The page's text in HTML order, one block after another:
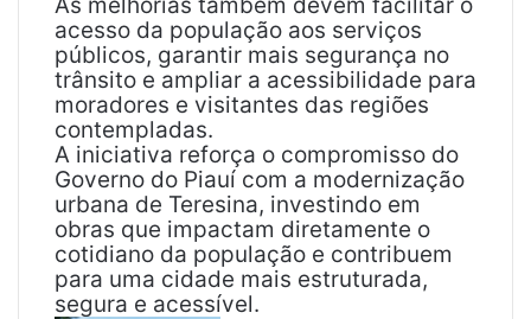
acesso da população aos serviços
públicos, garantir mais segurança no
trânsito e ampliar a acessibilidade para
moradores e visitantes das regiões
contempladas.
A iniciativa reforça o compromisso do
Governo do Piauí com a modernização
urbana de Teresina, investindo em
obras que impactam diretamente o
cotidiano da população e contribuem
para uma cidade mais estruturada,
segura e acessível.